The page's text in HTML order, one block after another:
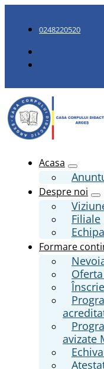
0248220520
Acasa
Despre noi
Filiale
Formare
avizate